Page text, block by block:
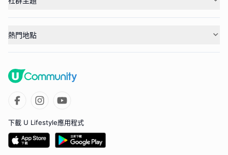
熱門地點
下載 U Lifestyle應用程式